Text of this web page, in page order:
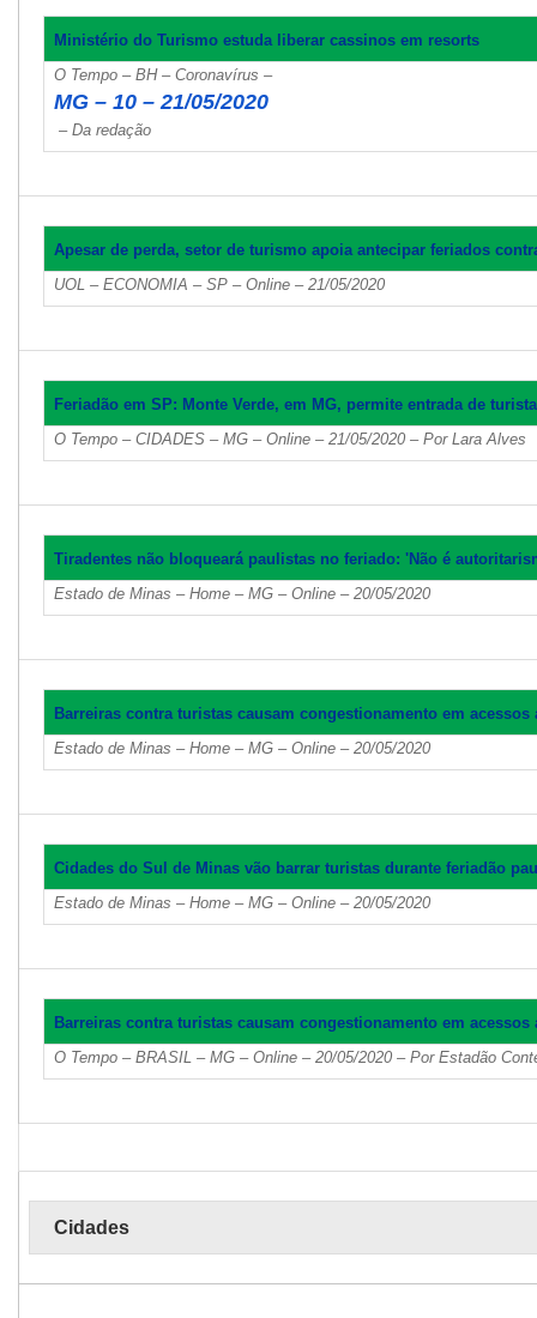
Ministério do Turismo estuda liberar cassinos em resorts
O Tempo – BH – Coronavírus –
MG – 10 – 21/05/2020
– Da redação
Apesar de perda, setor de turismo apoia antecipar feriados
UOL – ECONOMIA – SP – Online – 21/05/2020
Feriadão em SP: Monte Verde, em MG, permite entrada de
O Tempo – CIDADES – MG – Online – 21/05/2020 – Por Lara Alves
Tiradentes não bloqueará paulistas no feriado: 'Não é
Estado de Minas – Home – MG – Online – 20/05/2020
Barreiras contra turistas causam congestionamento em
Estado de Minas – Home – MG – Online – 20/05/2020
Cidades do Sul de Minas vão barrar turistas durante feriadão
Estado de Minas – Home – MG – Online – 20/05/2020
Barreiras contra turistas causam congestionamento em
O Tempo – BRASIL – MG – Online – 20/05/2020 – Por Estadão
Cidades